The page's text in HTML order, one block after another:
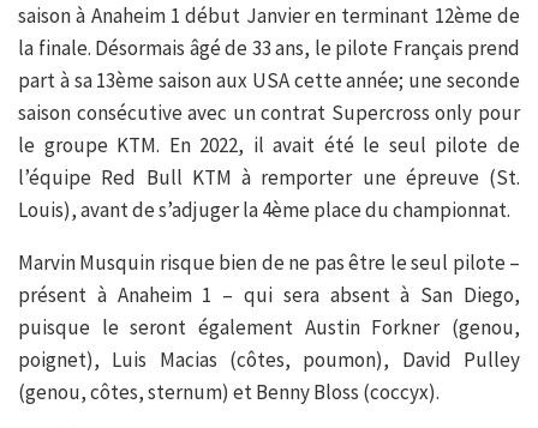
saison à Anaheim 1 début Janvier en terminant 12ème de
la finale. Désormais âgé de 33 ans, le pilote Français prend
part à sa 13ème saison aux USA cette année; une seconde
saison consécutive avec un contrat Supercross only pour
le groupe KTM. En 2022, il avait été le seul pilote de
l’équipe Red Bull KTM à remporter une épreuve (St.
Louis), avant de s’adjuger la 4ème place du championnat.
Marvin Musquin risque bien de ne pas être le seul pilote –
présent à Anaheim 1 – qui sera absent à San Diego,
puisque le seront également Austin Forkner (genou,
poignet), Luis Macias (côtes, poumon), David Pulley
(genou, côtes, sternum) et Benny Bloss (coccyx).